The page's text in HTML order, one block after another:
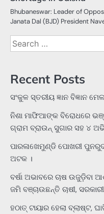
Bhubaneswar: Leader of
Janata Dal (BJD) President
Search
for:
Recent Posts
ସଂକୁଳ ସ୍ତରୀୟ ଜ୍ଞାନ ବିଜ୍ଞାନ
ନିଶା ମାଫିଆଙ୍କ ବିରୋଧରେ
ଗ୍ରାମ ବ୍ରାଉନ୍ ସୁଗାର ସହ ୪
ପାରଳାଖେମୁଣ୍ଡି ପୋଖରୀ
ଅଟକ ।
ବର୍ଷା ଅଭାବରେ ଚାଷ
ଜମି ବଞ୍ଚାଉଛନ୍ତି ଚାଷୀ,
ହଠାତ୍‌ ଟାୟାର ହେଲା ବ୍ଲାଷ୍ଟ,